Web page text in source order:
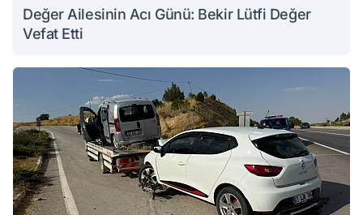
Değer Ailesinin Acı Günü: Bekir Lütfi Değer
Vefat Etti